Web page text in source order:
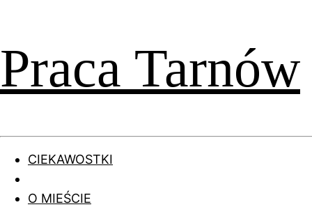
Praca Tarnów
CIEKAWOSTKI
O MIEŚCIE